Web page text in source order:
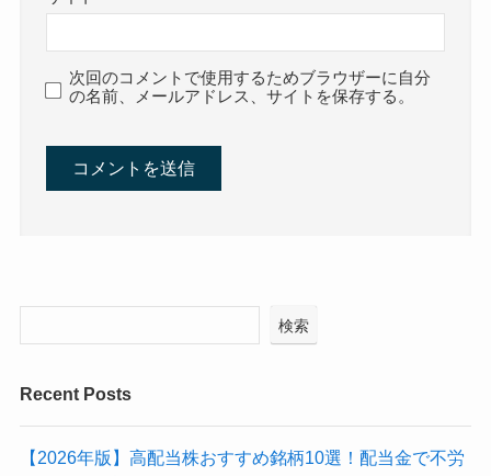
次回のコメントで使用するためブラウザーに自分
の名前、メールアドレス、サイトを保存する。
検索
Recent Posts
【2026年版】高配当株おすすめ銘柄10選！配当金で不労